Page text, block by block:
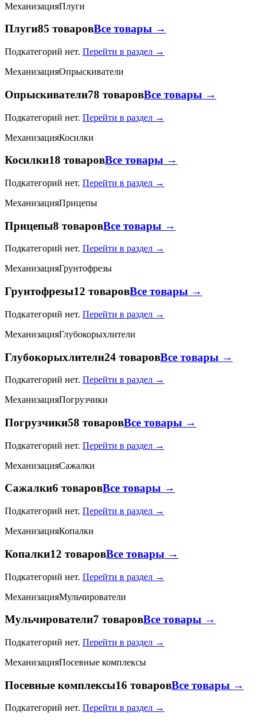
МеханизацияПлуги
Плуги85 товаровВсе товары →
Подкатегорий нет. Перейти в раздел →
МеханизацияОпрыскиватели
Опрыскиватели78 товаровВсе товары →
Подкатегорий нет. Перейти в раздел →
МеханизацияКосилки
Косилки18 товаровВсе товары →
Подкатегорий нет. Перейти в раздел →
МеханизацияПрицепы
Прицепы8 товаровВсе товары →
Подкатегорий нет. Перейти в раздел →
МеханизацияГрунтофрезы
Грунтофрезы12 товаровВсе товары →
Подкатегорий нет. Перейти в раздел →
МеханизацияГлубокорыхлители
Глубокорыхлители24 товаровВсе товары →
Подкатегорий нет. Перейти в раздел →
МеханизацияПогрузчики
Погрузчики58 товаровВсе товары →
Подкатегорий нет. Перейти в раздел →
МеханизацияСажалки
Сажалки6 товаровВсе товары →
Подкатегорий нет. Перейти в раздел →
МеханизацияКопалки
Копалки12 товаровВсе товары →
Подкатегорий нет. Перейти в раздел →
МеханизацияМульчирователи
Мульчирователи7 товаровВсе товары →
Подкатегорий нет. Перейти в раздел →
МеханизацияПосевные комплексы
Посевные комплексы16 товаровВсе товары →
Подкатегорий нет. Перейти в раздел →